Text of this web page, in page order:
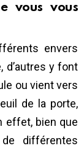
vous vous
envers
d’autres y font
ou vient vers
de la porte,
effet, bien que
différentes